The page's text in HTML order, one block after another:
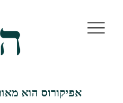
אפיקורוס הוא